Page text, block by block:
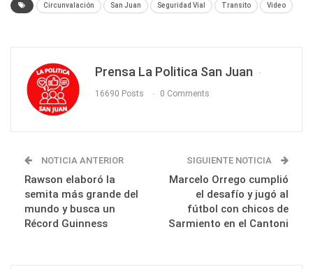
Circunvalación San Juan Seguridad Vial Transito Video
Prensa La Politica San Juan
16690 Posts 0 Comments
NOTICIA ANTERIOR
Rawson elaboró la
semita más grande del
mundo y busca un
Récord Guinness
SIGUIENTE NOTICIA
Marcelo Orrego cumplió
el desafío y jugó al
fútbol con chicos de
Sarmiento en el Cantoni